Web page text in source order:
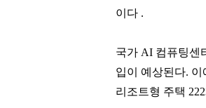
이다 .
국가 AI 컴퓨팅센
입이 예상된다.
리조트형 주택